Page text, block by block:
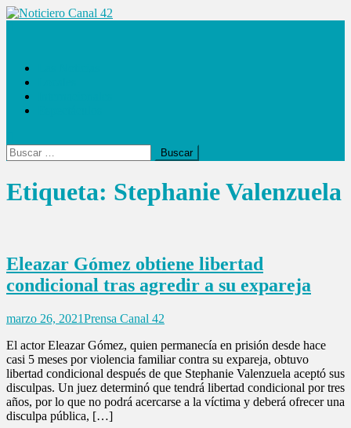
Saltar
Buscar:
Etiqueta: Stephanie Valenzuela
Eleazar Gómez obtiene libertad
condicional tras agredir a su expareja
marzo 26, 2021Prensa Canal 42
El actor Eleazar Gómez, quien permanecía en prisión desde hace
casi 5 meses por violencia familiar contra su expareja, obtuvo
libertad condicional después de que Stephanie Valenzuela aceptó sus
disculpas. Un juez determinó que tendrá libertad condicional por tres
años, por lo que no podrá acercarse a la víctima y deberá ofrecer una
disculpa pública, […]